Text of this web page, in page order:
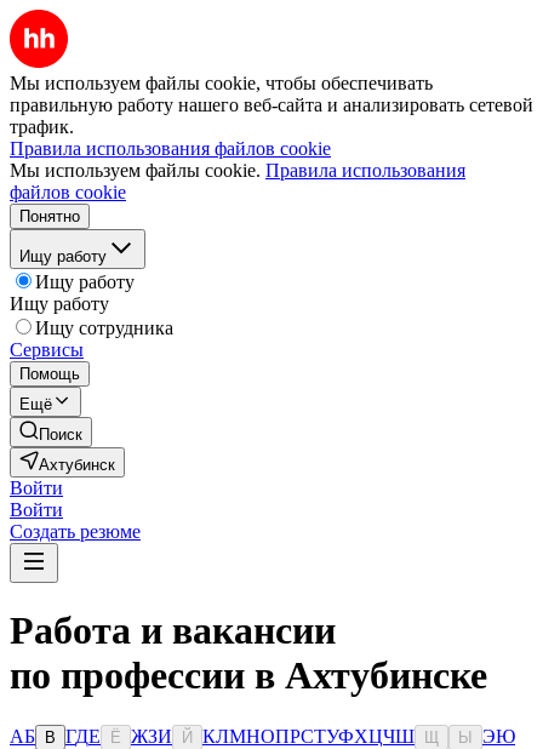
Мы используем файлы cookie, чтобы обеспечивать
правильную работу нашего веб-сайта и анализировать сетевой
трафик.
Правила использования файлов cookie
Мы используем файлы cookie. Правила использования
файлов cookie
Понятно
Ищу работу
Ищу работу
Ищу работу
Ищу сотрудника
Сервисы
Помощь
Ещё
Поиск
Ахтубинск
Войти
Войти
Создать резюме
Работа и вакансии
по профессии в Ахтубинске
АБ В ГДЕ Ё ЖЗИ Й КЛМНОПРСТУФХЦЧШ Ы ЭЮ